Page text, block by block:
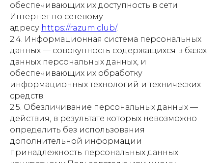
обеспечивающих их доступность в сети
Интернет по сетевому
адресу https://razum.club/.
2.4. Информационная система персональных
данных — совокупность содержащихся в базах
данных персональных данных, и
обеспечивающих их обработку
информационных технологий и технических
средств.
2.5. Обезличивание персональных данных —
действия, в результате которых невозможно
определить без использования
дополнительной информации
принадлежность персональных данных